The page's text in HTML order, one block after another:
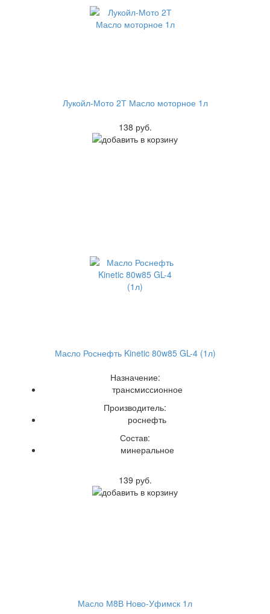
Лукойл-Мото 2Т Масло моторное 1л
138 руб.
Масло Роснефть Kinetic 80w85 GL-4 (1л)
Назначение:
трансмиссионное
Производитель:
роснефть
Состав:
минеральное
139 руб.
Масло М8В Ново-Уфимск 1л